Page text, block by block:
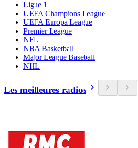
Ligue 1
UEFA Champions League
UEFA Europa League
Premier League
NFL
NBA Basketball
Major League Baseball
NHL
Les meilleures radios